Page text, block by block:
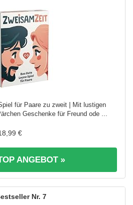
für Paare zu zweit | Mit lustigen
Geschenke für Freund ode ...
€
ANGEBOT »
7